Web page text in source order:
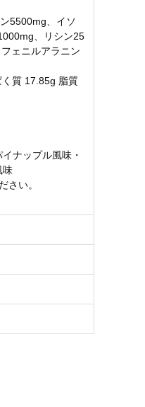
5500mg、イソ
、リシン25
ェニルアラニン
く質 17.85g 脂質
ナップル風味・
味
さい。